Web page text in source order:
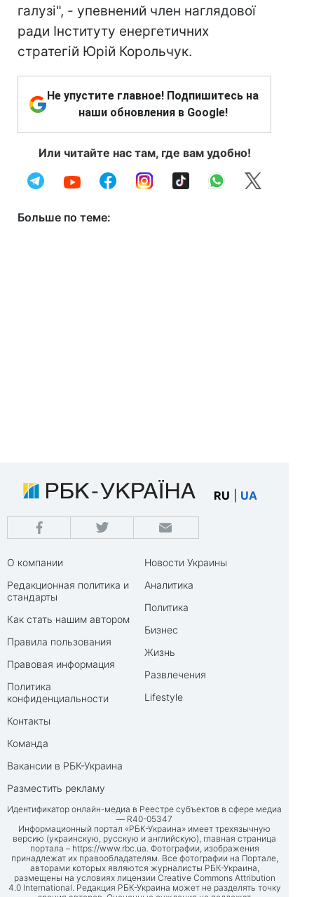
галузі", - упевнений член наглядової
ради Інституту енергетичних
стратегій Юрій Корольчук.
Не упустите главное! Подпишитесь на
наши обновления в Google!
Или читайте нас там, где вам удобно!
Больше по теме:
RU UA
О компании
Редакционная политика и
стандарты
Как стать нашим автором
Правила пользования
Правовая информация
Политика
конфиденциальности
Контакты
Команда
Вакансии в РБК-Украина
Разместить рекламу
Новости Украины
Аналитика
Политика
Бизнес
Жизнь
Развлечения
Lifestyle
Идентификатор онлайн-медиа в Реестре субъектов в сфере медиа
— R40-05347
Информационный портал «РБК-Украина» имеет трехязычную
версию (украинскую, русскую и английскую), главная страница
портала – https://www.rbc.ua. Фотографии, изображения
принадлежат их правообладателям. Все фотографии на Портале,
авторами которых являются журналисты РБК-Украина,
размещены на условиях лицензии Creative Commons Attribution
4.0 International. Редакция РБК-Украина может не разделять точку